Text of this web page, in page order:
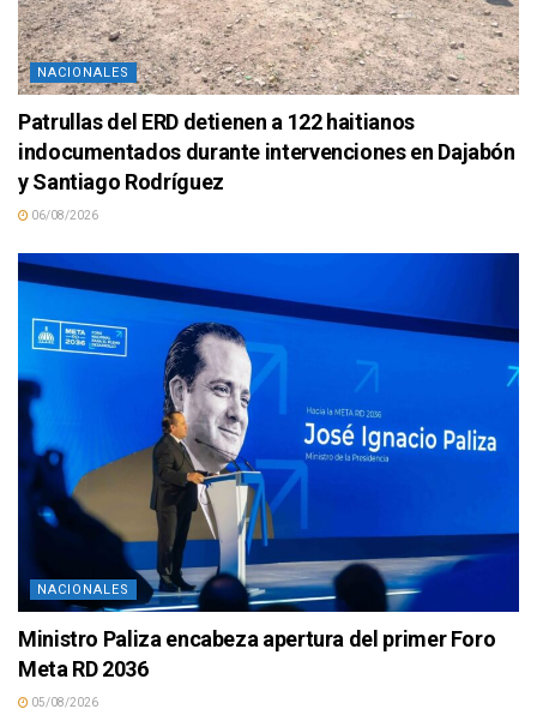
NACIONALES
Patrullas del ERD detienen a 122 haitianos
indocumentados durante intervenciones en Dajabón
y Santiago Rodríguez
06/08/2026
NACIONALES
Ministro Paliza encabeza apertura del primer Foro
Meta RD 2036
05/08/2026